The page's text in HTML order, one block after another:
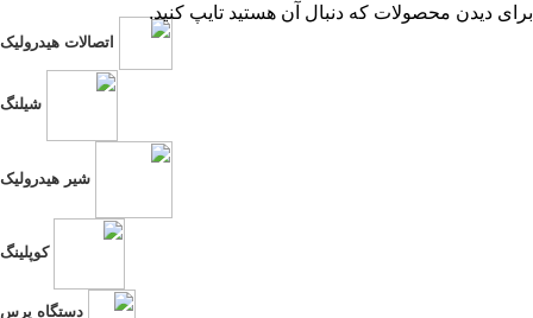
اتصالات هیدرولیک
شیلنگ
شیر هیدرولیک
کوپلینگ
دستگاه پرس
برای دیدن محصولات که دنبال آن هستید تایپ کنید.